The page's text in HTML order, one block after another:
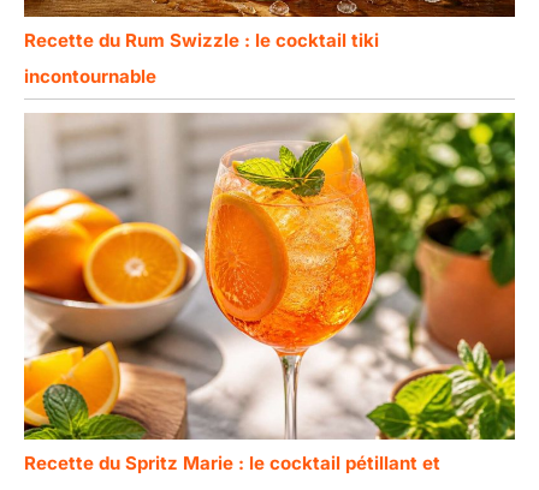
Recette du Rum Swizzle : le cocktail tiki
incontournable
Recette du Spritz Marie : le cocktail pétillant et